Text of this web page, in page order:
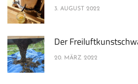
3. AUGUST 2022
Der
20. MÄRZ 2022